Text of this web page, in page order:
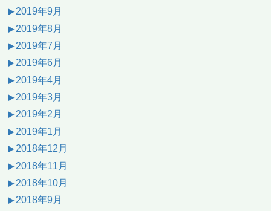
2019年9月
2019年8月
2019年7月
2019年6月
2019年4月
2019年3月
2019年2月
2019年1月
2018年12月
2018年11月
2018年10月
2018年9月